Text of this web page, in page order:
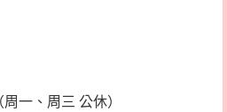
一、周三 公休）